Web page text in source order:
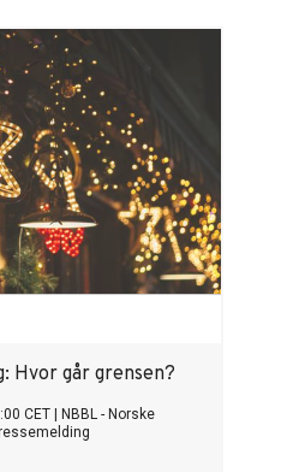
Hvor går grensen?
CET
NBBL - Norske